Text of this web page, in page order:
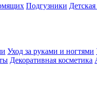
Подгузники
Уход за руками и ногтями
Декоративная косметика